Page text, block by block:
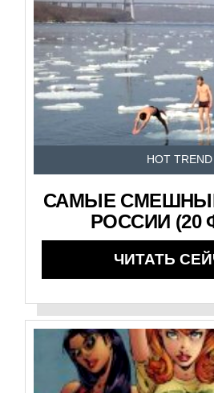
HOT TREND
САМЫЕ
РОССИИ (20
ЧИТАТЬ